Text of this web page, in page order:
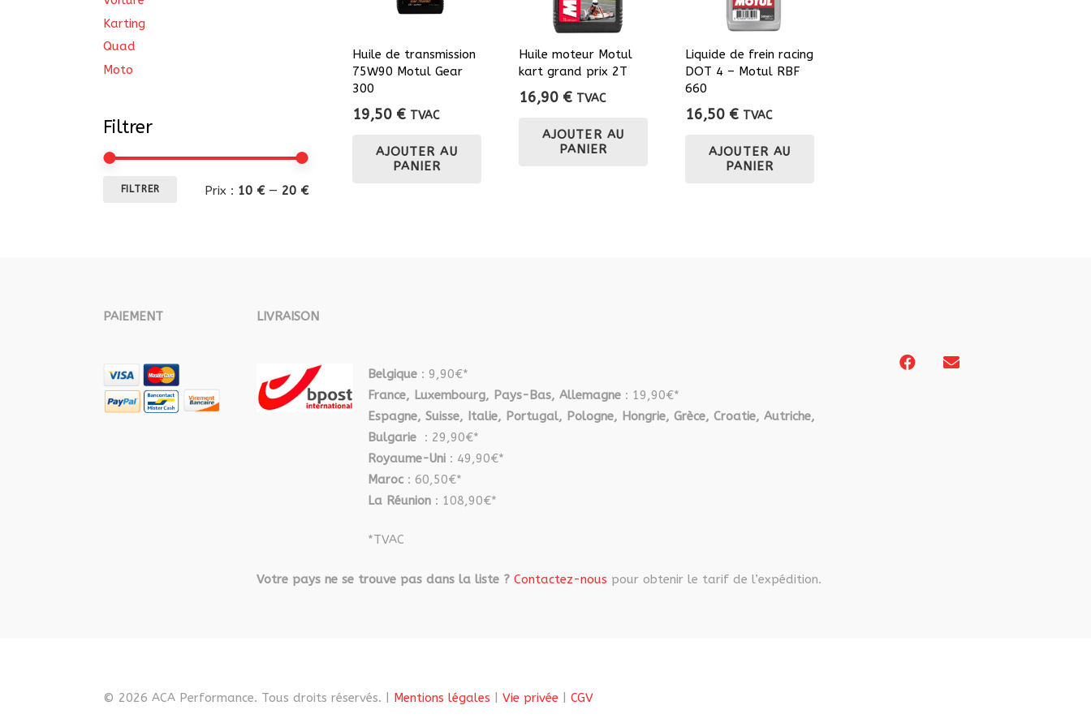
Huile de transmission
75W90 Motul Gear
300
19,50 € TVAC
AJOUTER AU
PANIER
Huile moteur Motul
kart grand prix 2T
16,90 € TVAC
AJOUTER AU
PANIER
Liquide de frein racing
DOT 4 – Motul RBF
660
16,50 € TVAC
AJOUTER AU
PANIER
Karting
Quad
Moto
Filtrer
Prix
Prix
FILTRER Prix : 10 €— 20 €
PAIEMENT LIVRAISON
Belgique : 9,90€*
France, Luxembourg, Pays-Bas, Allemagne : 19,90€*
Espagne, Suisse, Italie, Portugal, Pologne, Hongrie, Grèce, Croatie, Autriche,
Bulgarie
: 29,90€*
Royaume-Uni : 49,90€*
Maroc : 60,50€*
La Réunion : 108,90€*
*TVAC
Votre pays ne se trouve pas dans la liste ? Contactez-nous pour obtenir le tarif de l’expédition.
© 2026 ACA Performance. Tous droits réservés. | Mentions légales Vie privée CGV